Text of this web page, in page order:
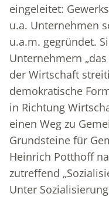
eingeleitet:
u.a. Unternehmen
u.a.m. gegründet.
Unternehmern
der Wirtschaft
demokratische
in Richtung
einen Weg zu
Grundsteine für
Heinrich Potthoff
zutreffend
Unter